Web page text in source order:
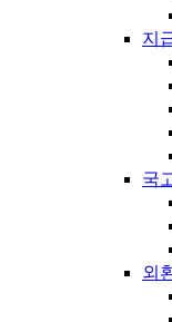
지
국
외